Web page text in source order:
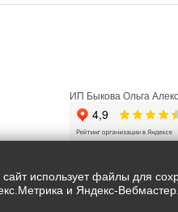
ИП Быкова Ольга
использует файлы для
и Яндекс-